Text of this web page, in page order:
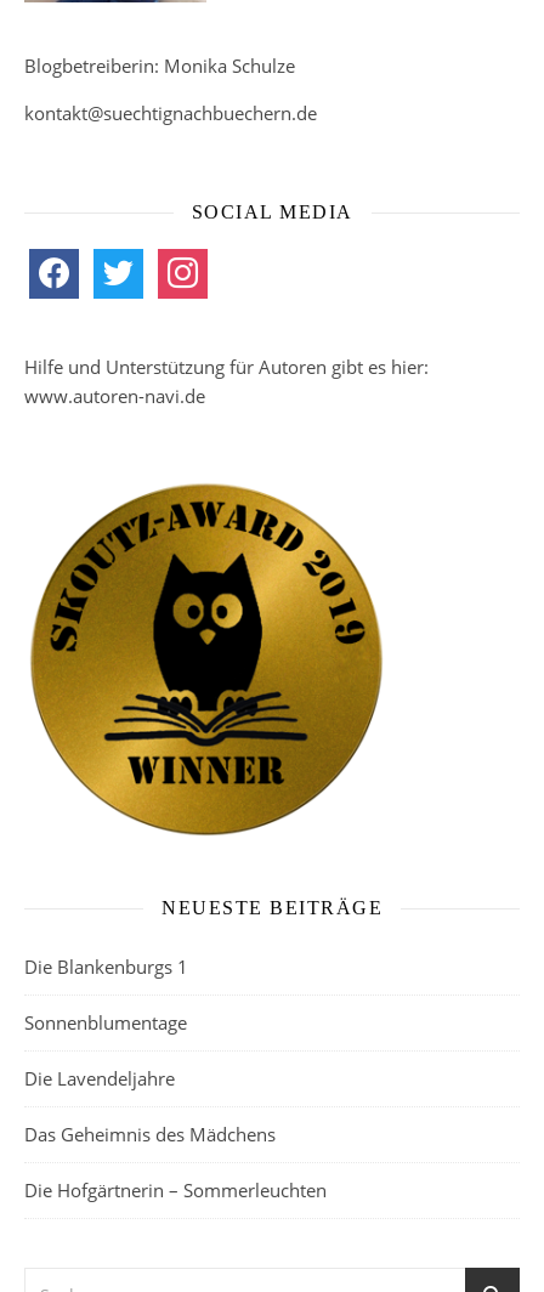
Blogbetreiberin: Monika Schulze
kontakt@suechtignachbuechern.de
SOCIAL MEDIA
facebook twitter instagram
Hilfe und Unterstützung für Autoren gibt es hier:
www.autoren-navi.de
NEUESTE BEITRÄGE
Die Blankenburgs 1
Sonnenblumentage
Die Lavendeljahre
Das Geheimnis des Mädchens
Die Hofgärtnerin – Sommerleuchten